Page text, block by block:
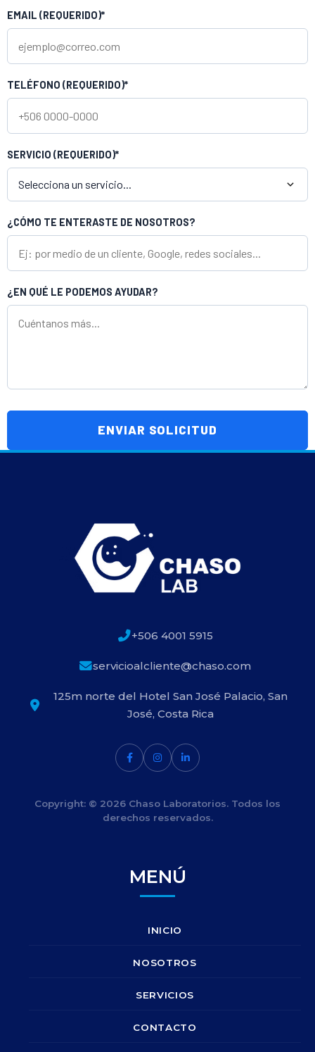
EMAIL (REQUERIDO)*
TELÉFONO (REQUERIDO)*
SERVICIO (REQUERIDO)*
¿CÓMO TE ENTERASTE DE NOSOTROS?
¿EN QUÉ LE PODEMOS AYUDAR?
+506 4001 5915
servicioalcliente@chaso.com
125m norte del Hotel San José Palacio, San
José, Costa Rica
Copyright: © 2026 Chaso Laboratorios. Todos los
derechos reservados.
MENÚ
INICIO
NOSOTROS
SERVICIOS
CONTACTO